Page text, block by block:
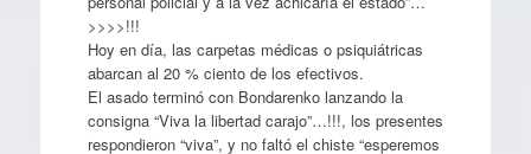
>>>>!!!
Hoy en día, las carpetas médicas o psiquiátricas
abarcan al 20 % ciento de los efectivos.
El asado terminó con Bondarenko lanzando la
consigna “Viva la libertad carajo”…!!!, los presentes
respondieron “viva”, y no faltó el chiste “esperemos